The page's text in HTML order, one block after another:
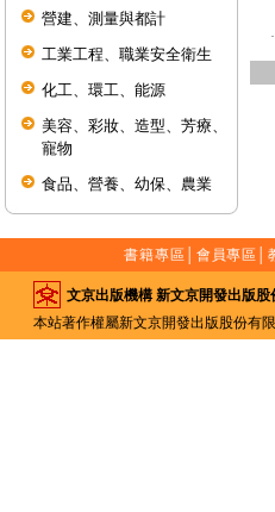
營建、測量與都計
工業工程、職業安全衛生
化工、環工、能源
美容、彩妝、造型、芳療、
寵物
食品、營養、幼保、農業
書籍專區 會員專區 │
文京出版機構 新文京開發出版股
本站著作權屬新文京開發出版股份有